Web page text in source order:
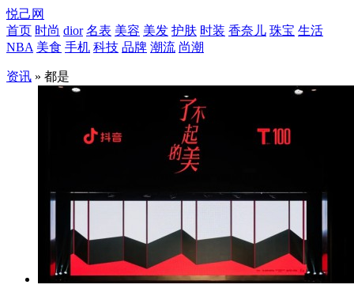
悦己网
首页 时尚 dior 名表 美容 美发 护肤 时装 香奈儿 珠宝 生活
NBA 美食 手机 科技 品牌 潮流 尚潮
资讯 » 都是